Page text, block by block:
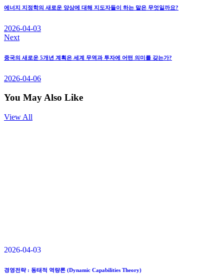
탐
색
에너지 지정학의 새로운 양상에 대해 지도자들이 하는 말은 무엇일까요?
2026-04-03
Next
중국의 새로운 5개년 계획은 세계 무역과 투자에 어떤 의미를 갖는가?
2026-04-06
You May Also Like
View All
2026-04-03
경영전략 : 동태적 역량론 (Dynamic Capabilities Theory)